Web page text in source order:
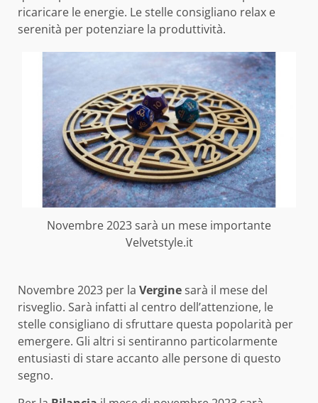
ricaricare le energie. Le stelle consigliano relax e
serenità per potenziare la produttività.
Novembre 2023 sarà un mese importante
Velvetstyle.it
Novembre 2023 per la Verginesarà il mese del
risveglio. Sarà infatti al centro dell’attenzione, le
stelle consigliano di sfruttare questa popolarità per
emergere. Gli altri si sentiranno particolarmente
entusiasti di stare accanto alle persone di questo
segno.